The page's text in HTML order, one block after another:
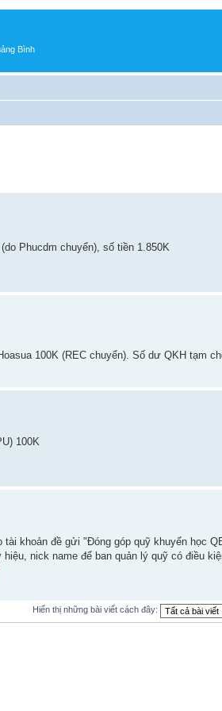
Bình
Phucdm chuyển), số tiền 1.850K
100K (REC chuyển). Số dư QKH tạm
100K
khoản đề gửi "Đóng góp quỹ khuyến học
nick name để ban quản lý quỹ có điều
Hiển thị những bài viết cách đây: